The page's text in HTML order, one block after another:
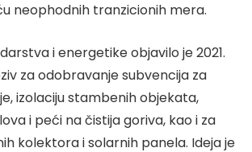
neophodnih tranzicionih mera.
i energetike objavilo je 2021.
za odobravanje subvencija za
izolaciju stambenih objekata,
i peći na čistija goriva, kao i za
kolektora i solarnih panela. Ideja je